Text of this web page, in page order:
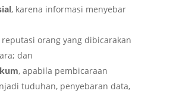
, karena informasi menyebar
reputasi orang yang dibicarakan
dan
, apabila pembicaraan
tuduhan, penyebaran data,